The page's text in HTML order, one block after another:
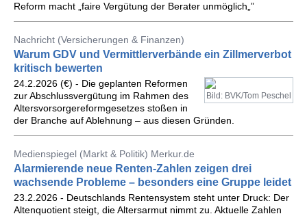
Reform macht „faire Vergütung der Berater unmöglich„”
Nachricht (Versicherungen & Finanzen)
Warum GDV und Vermittlerverbände ein Zillmerverbot
kritisch bewerten
Bild: BVK/Tom Peschel
24.2.2026 (€) - Die geplanten Reformen
zur Abschlussvergütung im Rahmen des
Altersvorsorgereformgesetzes stoßen in
der Branche auf Ablehnung – aus diesen Gründen.
Medienspiegel (Markt & Politik) Merkur.de
Alarmierende neue Renten-Zahlen zeigen drei
wachsende Probleme – besonders eine Gruppe leidet
23.2.2026 - Deutschlands Rentensystem steht unter Druck: Der
Altenquotient steigt, die Altersarmut nimmt zu. Aktuelle Zahlen